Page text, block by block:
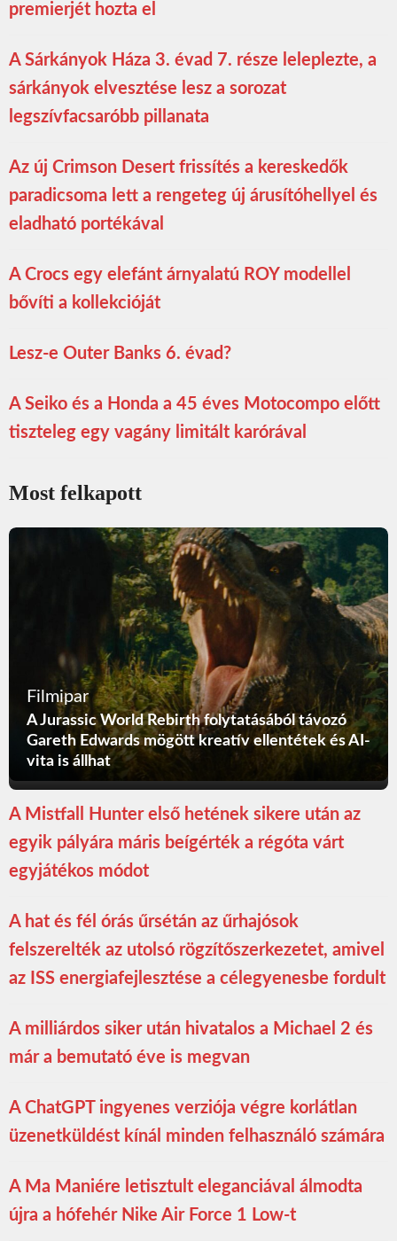
premierjét hozta el
A Sárkányok Háza 3. évad 7. része leleplezte, a
sárkányok elvesztése lesz a sorozat
legszívfacsaróbb pillanata
Az új Crimson Desert frissítés a kereskedők
paradicsoma lett a rengeteg új árusítóhellyel és
eladható portékával
A Crocs egy elefánt árnyalatú ROY modellel
bővíti a kollekcióját
Lesz-e Outer Banks 6. évad?
A Seiko és a Honda a 45 éves Motocompo előtt
tiszteleg egy vagány limitált karórával
Most felkapott
Filmipar
A Jurassic World Rebirth folytatásából távozó
Gareth Edwards mögött kreatív ellentétek és AI-
vita is állhat
A Mistfall Hunter első hetének sikere után az
egyik pályára máris beígérték a régóta várt
egyjátékos módot
A hat és fél órás űrsétán az űrhajósok
felszerelték az utolsó rögzítőszerkezetet, amivel
az ISS energiafejlesztése a célegyenesbe fordult
A milliárdos siker után hivatalos a Michael 2 és
már a bemutató éve is megvan
A ChatGPT ingyenes verziója végre korlátlan
üzenetküldést kínál minden felhasználó számára
A Ma Maniére letisztult eleganciával álmodta
újra a hófehér Nike Air Force 1 Low-t